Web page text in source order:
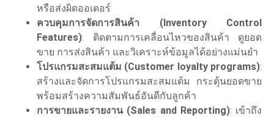
หรือส่งผิดออเดอร์
ควบคุมการจัดการสินค้า (Inventory Control
Features): ติดตามการเคลื่อนไหวของสินค้า ดูยอด
ขาย การส่งสินค้า และวิเคราะห์ข้อมูลได้อย่างแม่นยำ
โปรแกรมสะสมแต้ม (Customer loyalty programs):
สร้างและจัดการโปรแกรมสะสมแต้ม กระตุ้นยอดขาย
พร้อมสร้างความสัมพันธ์อันดีกับลูกค้า
การขายและรายงาน (Sales and Reporting): เข้าถึง